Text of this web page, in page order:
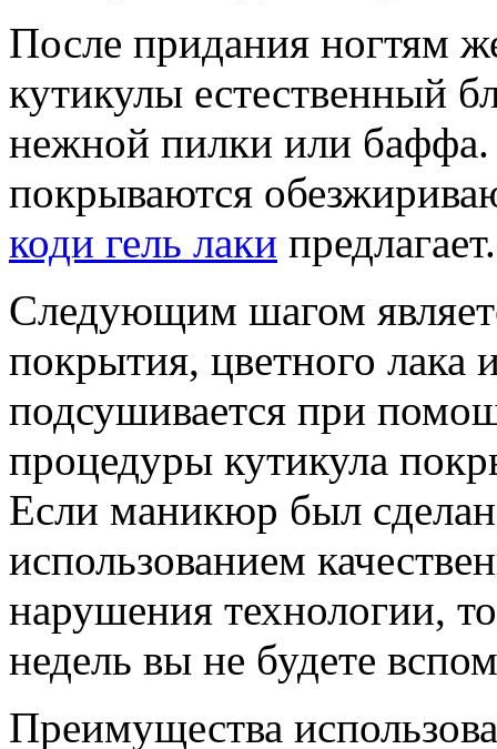
После придания ногтям
кутикулы естественный
нежной пилки или баффа.
покрываются
коди гель лаки предлагает.
Следующим шагом
покрытия, цветного лака
подсушивается при
процедуры кутикула
Если маникюр был
использованием
нарушения технологии,
недель вы не будете
Преимущества